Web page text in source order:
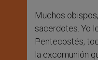
Muchos
sacerdotes. Yo
Pentecostés,
la excomunión